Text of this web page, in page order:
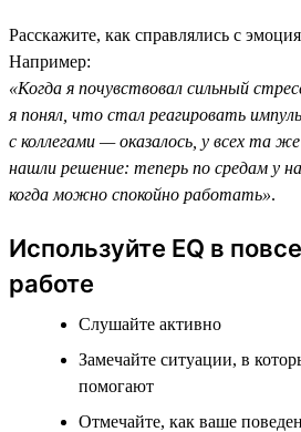
Расскажите, как справлялись с
Например:
«Когда я почувствовал сильный
я понял, что стал реагировать
с коллегами — оказалось, у всех та
нашли решение: теперь по средам у
когда можно спокойно работать».
Используйте EQ в
работе
Слушайте активно
Замечайте ситуации, в
помогают
Отмечайте, как ваше